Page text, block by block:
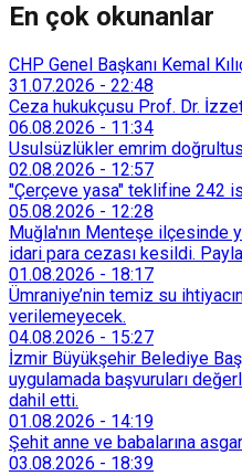
En çok okunanlar
CHP Genel Başkanı Kemal
31.07.2026 - 22:48
Ceza hukukçusu Prof. Dr.
06.08.2026 - 11:34
Usulsüzlükler emrim
02.08.2026 - 12:57
"Çerçeve yasa" teklifine 242
05.08.2026 - 12:28
Muğla'nın Menteşe ilçesinde
idari para cezası kesildi.
01.08.2026 - 18:17
Ümraniye’nin temiz su
verilemeyecek.
04.08.2026 - 15:27
İzmir Büyükşehir Belediye
uygulamada başvuruları
dahil etti.
01.08.2026 - 14:19
Şehit anne ve babalarına
03.08.2026 - 18:39